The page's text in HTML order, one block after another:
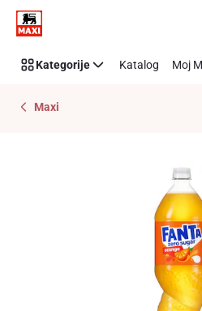
Preskoči link
Kategorije Katalog Moj
Maxi